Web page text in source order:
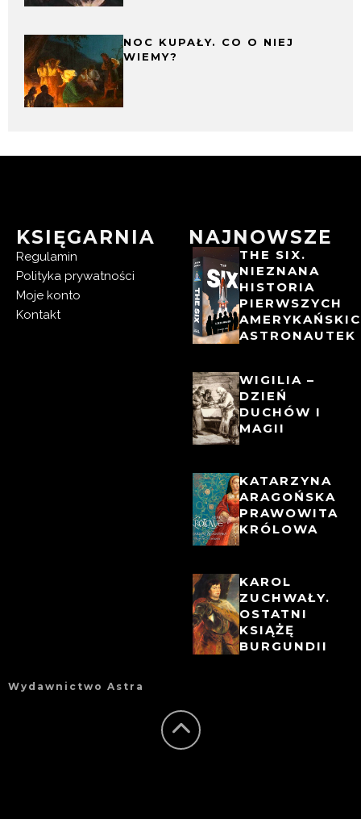
NOC KUPAŁY. CO O NIEJ
WIEMY?
KSIĘGARNIA
Regulamin
Polityka prywatności
Moje konto
Kontakt
NAJNOWSZE
THE SIX.
NIEZNANA
HISTORIA
PIERWSZYCH
ASTRONAUTEK
WIGILIA –
DZIEŃ
DUCHÓW I
MAGII
KATARZYNA
ARAGOŃSKA
PRAWOWITA
KRÓLOWA
KAROL
ZUCHWAŁY.
OSTATNI
KSIĄŻĘ
BURGUNDII
Wydawnictwo Astra